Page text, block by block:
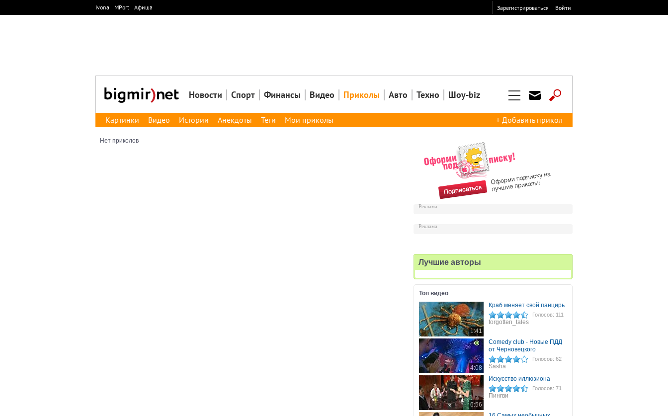
Закрыть
Ivona MPort Афиша Зарегистрироваться Войти
Новости Спорт Финансы Видео Приколы Авто Техно Шоу-biz
Картинки Видео Истории Анекдоты Теги Мои приколы + Добавить прикол
Нет приколов
Реклама
Реклама
Лучшие авторы
Топ видео
1:41
Краб меняет свой панцирь
Голосов: 111
forgotten_tales
4:08
Comedy club - Новые ПДД
от Черновецкого
Голосов: 62
Sasha
6:56
Искусство иллюзионa
Голосов: 71
Пингви